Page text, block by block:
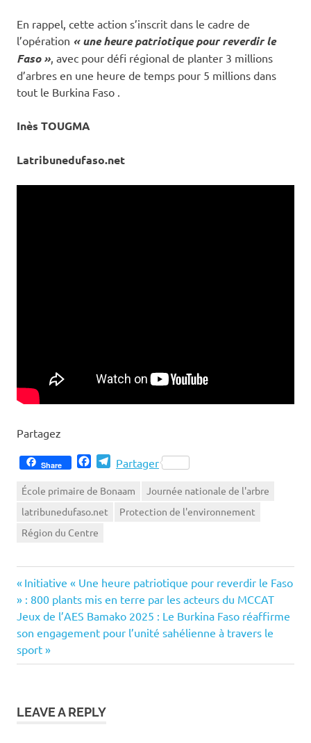
En rappel, cette action s’inscrit dans le cadre de
l’opération « une heure patriotique pour reverdir le
Faso » , avec pour défi régional de planter 3 millions
d’arbres en une heure de temps pour 5 millions dans
tout le Burkina Faso .
Inès TOUGMA
Latribunedufaso.net
Partagez
Share FacebookTelegram
Partager
École primaire de Bonaam
Journée nationale de l'arbre
latribunedufaso.net
Protection de l'environnement
Région du Centre
Navigation
de
l’article
Previous
Post:
Initiative « Une heure patriotique pour reverdir le Faso
» : 800 plants mis en terre par les acteurs du MCCAT
Next
Post:
Jeux de l’AES Bamako 2025 : Le Burkina Faso réaffirme
son engagement pour l’unité sahélienne à travers le
sport
LEAVE A REPLY